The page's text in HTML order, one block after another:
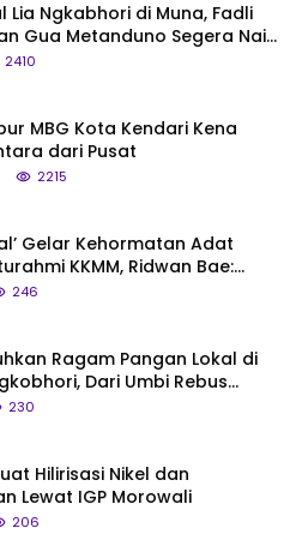
Lia Ngkabhori di Muna, Fadli
Gua Metanduno Segera Naik
Budaya Nasional
2410
MBG Kota Kendari Kena
dari Pusat
2215
Gelar Kehormatan Adat
KKMM, Ridwan Bae:
Begitu, Belum Pantas!
246
Ragam Pangan Lokal di
Dari Umbi Rebus
Beras Muna
230
Hilirisasi Nikel dan
Lewat IGP Morowali
206